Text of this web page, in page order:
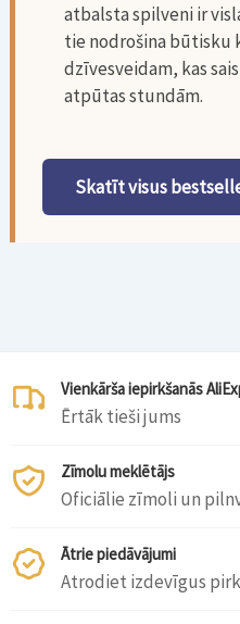
atbalsta spilveni ir
tie nodrošina būtisku
dzīvesveidam, kas
atpūtas stundām.
Skatīt visus
Vienkārša iepirkšanās
Ērtāk tieši jums
Zīmolu meklētājs
Oficiālie zīmoli un
Ātrie piedāvājumi
Atrodiet izdevīgus